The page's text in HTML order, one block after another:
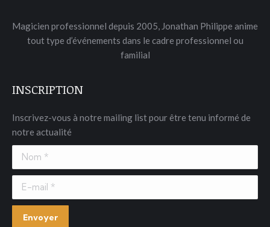
Magicien professionnel depuis 2005, Jonathan Philippe anime
tout type d’événements dans le cadre professionnel ou
familial
INSCRIPTION
Inscrivez-vous à notre mailing list pour être tenu informé de
notre actualité
Nom *
E-mail *
Envoyer